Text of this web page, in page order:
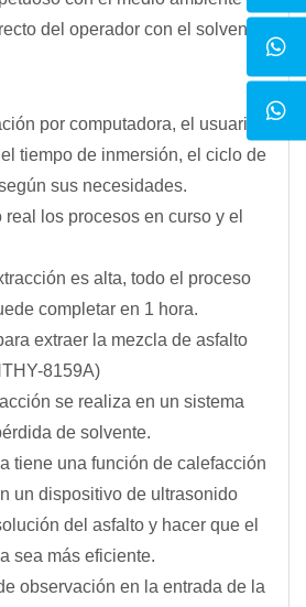
del operador con el solvente.
por computadora, el usuario
tiempo de inmersión, el ciclo de
sus necesidades.
real los procesos en curso y el
es alta, todo el proceso
completar en 1 hora.
extraer la mezcla de asfalto
8159A)
se realiza en un sistema
de solvente.
tiene una función de calefacción
un dispositivo de ultrasonido
del asfalto y hacer que el
sea más eficiente.
observación en la entrada de la